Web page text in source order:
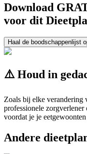
Download
voor dit
Haal de boodschappenlijst
⚠️ Houd in
Zoals bij elke verandering
professionele zorgverlener
voordat je je
Andere